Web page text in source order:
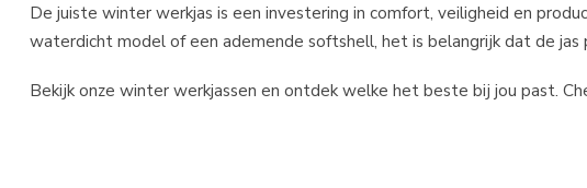
De juiste winter werkjas is een investering in comfort, veiligheid en
waterdicht model of een ademende softshell, het is belangrijk dat de
Bekijk onze winter werkjassen en ontdek welke het beste bij jou past.